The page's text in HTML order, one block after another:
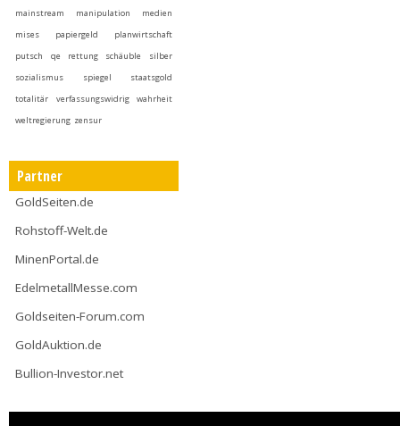
mainstream
manipulation
medien
mises
papiergeld
planwirtschaft
putsch
qe rettung schäuble
silber
sozialismus
spiegel
staatsgold
totalitär
verfassungswidrig
wahrheit
weltregierung zensur
Partner
GoldSeiten.de
Rohstoff-Welt.de
MinenPortal.de
EdelmetallMesse.com
Goldseiten-Forum.com
GoldAuktion.de
Bullion-Investor.net